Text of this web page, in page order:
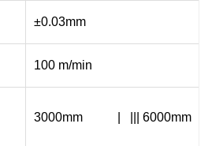
±0.03mm
100 m/min
3000mm | ||| 6000mm |
AVENTICS